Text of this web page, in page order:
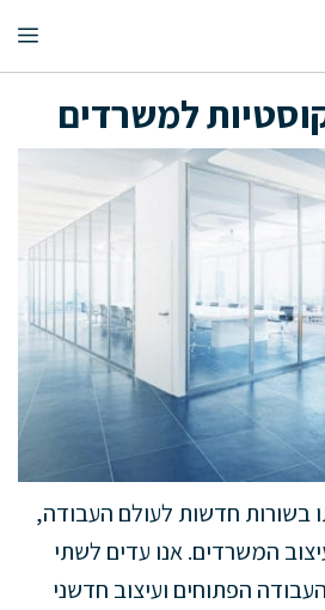
למשרדים
בשורות חדשות לעולם העבודה,
המשרדים. אנו עדים לשתי
הפתוחים ועיצוב חדשני